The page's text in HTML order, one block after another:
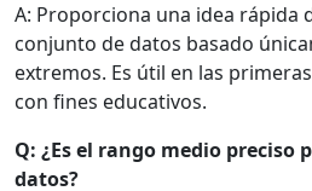
A: Proporciona una idea rápida
conjunto de datos basado
extremos. Es útil en las
con fines educativos.
Q: ¿Es el rango medio preciso
datos?